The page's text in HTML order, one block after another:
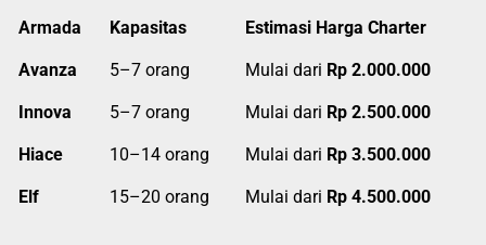
Armada Kapasitas Estimasi Harga Charter
Avanza 5–7 orang Mulai dari Rp 2.000.000
Innova 5–7 orang Mulai dari Rp 2.500.000
Hiace 10–14 orang Mulai dari Rp 3.500.000
Elf 15–20 orang Mulai dari Rp 4.500.000